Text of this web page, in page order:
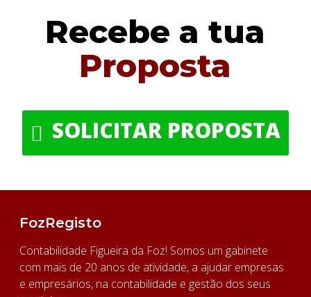
Recebe a tua
Proposta
SOLICITAR PROPOSTA
FozRegisto
Contabilidade Figueira da Foz! Somos um gabinete
com mais de 20 anos de atividade, a ajudar empresas
e empresários, na contabilidade e gestão dos seus